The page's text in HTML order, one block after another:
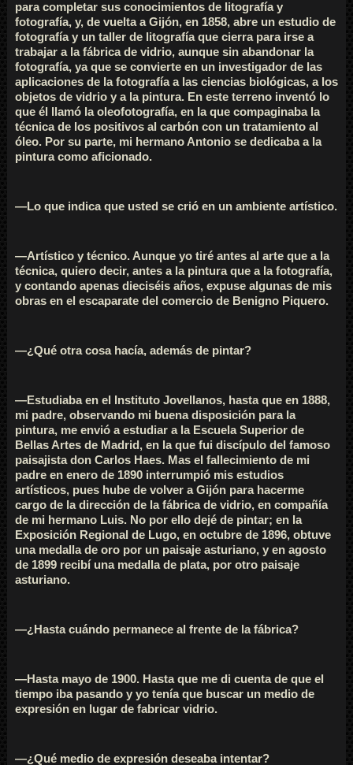
para completar sus conocimientos de litografía y
fotografía, y, de vuelta a Gijón, en 1858, abre un estudio de
fotografía y un taller de litografía que cierra para irse a
trabajar a la fábrica de vidrio, aunque sin abandonar la
fotografía, ya que se convierte en un investigador de las
aplicaciones de la fotografía a las ciencias biológicas, a los
objetos de vidrio y a la pintura. En este terreno inventó lo
que él llamó la oleofotografía, en la que compaginaba la
técnica de los positivos al carbón con un tratamiento al
óleo. Por su parte, mi hermano Antonio se dedicaba a la
pintura como aficionado.
—Lo que indica que usted se crió en un ambiente artístico.
—Artístico y técnico. Aunque yo tiré antes al arte que a la
técnica, quiero decir, antes a la pintura que a la fotografía,
y contando apenas dieciséis años, expuse algunas de mis
obras en el escaparate del comercio de Benigno Piquero.
—¿Qué otra cosa hacía, además de pintar?
—Estudiaba en el Instituto Jovellanos, hasta que en 1888,
mi padre, observando mi buena disposición para la
pintura, me envió a estudiar a la Escuela Superior de
Bellas Artes de Madrid, en la que fui discípulo del famoso
paisajista don Carlos Haes. Mas el fallecimiento de mi
padre en enero de 1890 interrumpió mis estudios
artísticos, pues hube de volver a Gijón para hacerme
cargo de la dirección de la fábrica de vidrio, en compañía
de mi hermano Luis. No por ello dejé de pintar; en la
Exposición Regional de Lugo, en octubre de 1896, obtuve
una medalla de oro por un paisaje asturiano, y en agosto
de 1899 recibí una medalla de plata, por otro paisaje
asturiano.
—¿Hasta cuándo permanece al frente de la fábrica?
—Hasta mayo de 1900. Hasta que me di cuenta de que el
tiempo iba pasando y yo tenía que buscar un medio de
expresión en lugar de fabricar vidrio.
—¿Qué medio de expresión deseaba intentar?